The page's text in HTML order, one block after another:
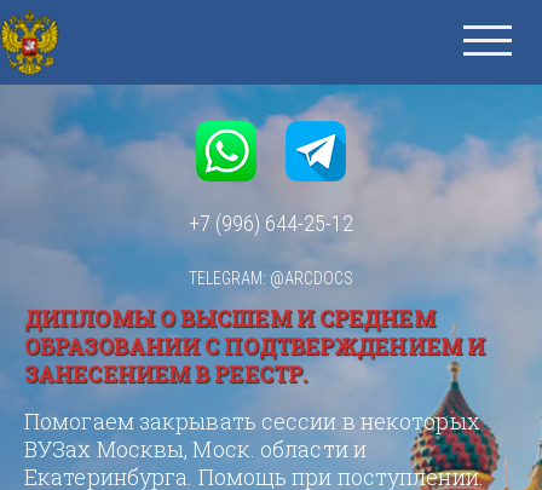
+7 (996) 644-25-12
TELEGRAM: @ARCDOCS
ДИПЛОМЫ О ВЫСШЕМ И СРЕДНЕМ
ОБРАЗОВАНИИ С ПОДТВЕРЖДЕНИЕМ И
ЗАНЕСЕНИЕМ В РЕЕСТР.
Помогаем закрывать сессии в некоторых
ВУЗах Москвы, Моск. области и
Екатеринбурга. Помощь при поступлении.